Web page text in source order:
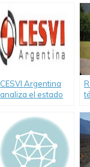
CESVI Argentina
analiza el estado